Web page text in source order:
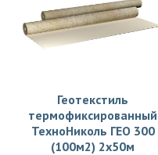
Геотекстиль
термофиксированный
ТехноНиколь ГЕО 300
(100м2) 2х50м